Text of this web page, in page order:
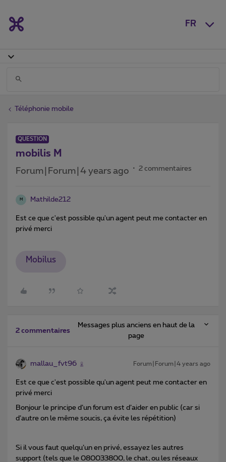
FR
Téléphonie mobile
QUESTION
mobilis M
Forum|Forum|4 years ago 2 commentaires
M Mathilde212
Est ce que c'est possible qu'un agent peut me contacter en
privé merci
Mobilus
2 commentaires
Messages plus anciens en haut de la
page
mallau_fvt96 Forum|Forum|4 years ago
Est ce que c'est possible qu'un agent peut me contacter en
privé merci
Bonjour le principe d’un forum est d’aider en public (car si
d’autre on le même soucis, ça évite les répétition)
Si il vous faut quelqu’un en privé, essayez les autres
support (tels que le 080033800, le chat, ou les réseaux